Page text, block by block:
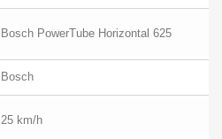
Bosch PowerTube Horizontal 625
Bosch
25 km/h